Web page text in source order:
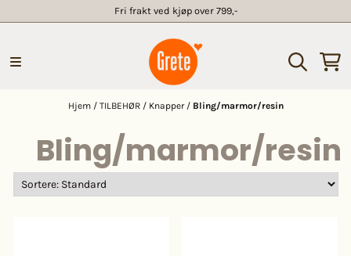
Fri frakt ved kjøp over 799,-
Hjem / TILBEHØR / Knapper / Bling/marmor/resin
Bling/marmor/resin